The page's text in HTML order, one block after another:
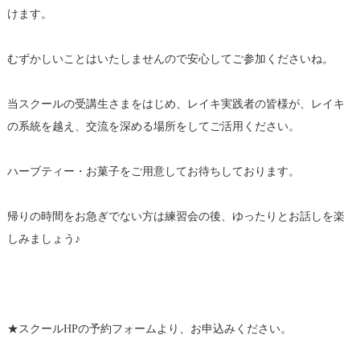
けます。
むずかしいことはいたしませんので安心してご参加くださいね。
当スクールの受講生さまをはじめ、レイキ実践者の皆様が、レイキ
の系統を越え、交流を深める場所をしてご活用ください。
ハーブティー・お菓子をご用意してお待ちしております。
帰りの時間をお急ぎでない方は練習会の後、ゆったりとお話しを楽
しみましょう♪
★スクールHPの予約フォームより、お申込みください。